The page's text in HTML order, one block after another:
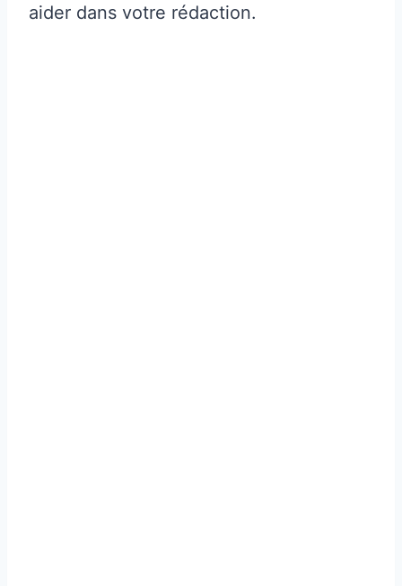
aider dans votre rédaction.